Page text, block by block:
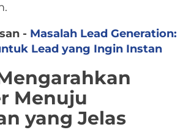
- Masalah Lead Generation:
Lead yang Ingin Instan
Menuju
yang Jelas